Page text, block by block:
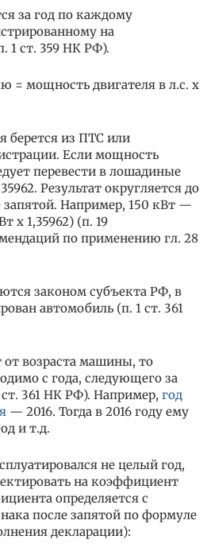
за год по каждому
на
1 ст. 359 НК РФ).
= мощность двигателя в л.с. х
берется из ПТС или
Если мощность
перевести в лошадиные
Результат округляется до
запятой. Например, 150 кВт —
x 1,35962) (п. 19
по применению гл. 28
законом субъекта РФ, в
автомобиль (п. 1 ст. 361
от возраста машины, то
с года, следующего за
361 НК РФ). Например, год
— 2016. Тогда в 2016 году ему
и т.д.
не целый год,
на коэффициент
определяется с
после запятой по формуле
декларации):